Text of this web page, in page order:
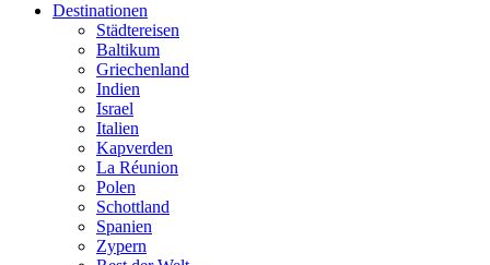
Destinationen
Städtereisen
Baltikum
Griechenland
Indien
Israel
Italien
Kapverden
La Réunion
Polen
Schottland
Spanien
Zypern